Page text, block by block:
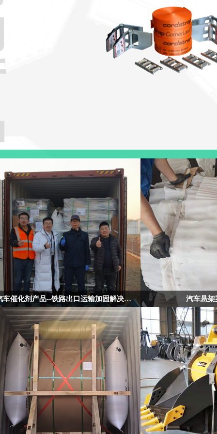
汽车催化剂产品--铁路出口运输加固解决案例
户为汽车催化剂生产厂商，客户原先使用欧标托盘，
牛皮纸充气袋填充，尾部加国产粘固带封箱。
铁路运输中出现货损，客户货值高损失大，其货代公
找到我司求助，我司迅速响应。
对客户问题做了专业的方案，携带样品及方案上门介
演示，客户对我们的专业度非常认可，当即表示尽快
装箱测试，下单备货。
周我们再次登门现场装箱，客户对我司3级充气袋，
充气枪赞不绝口。
尾部Anchorlash加固方案，客户也十分认可，表示装
速度较之前更快更简单也更安全了，工人装箱效率也
汽车悬架
客户主要是生产汽车悬架
给客户推荐使用我们纤维
得比原先钢带捆扎操作更加